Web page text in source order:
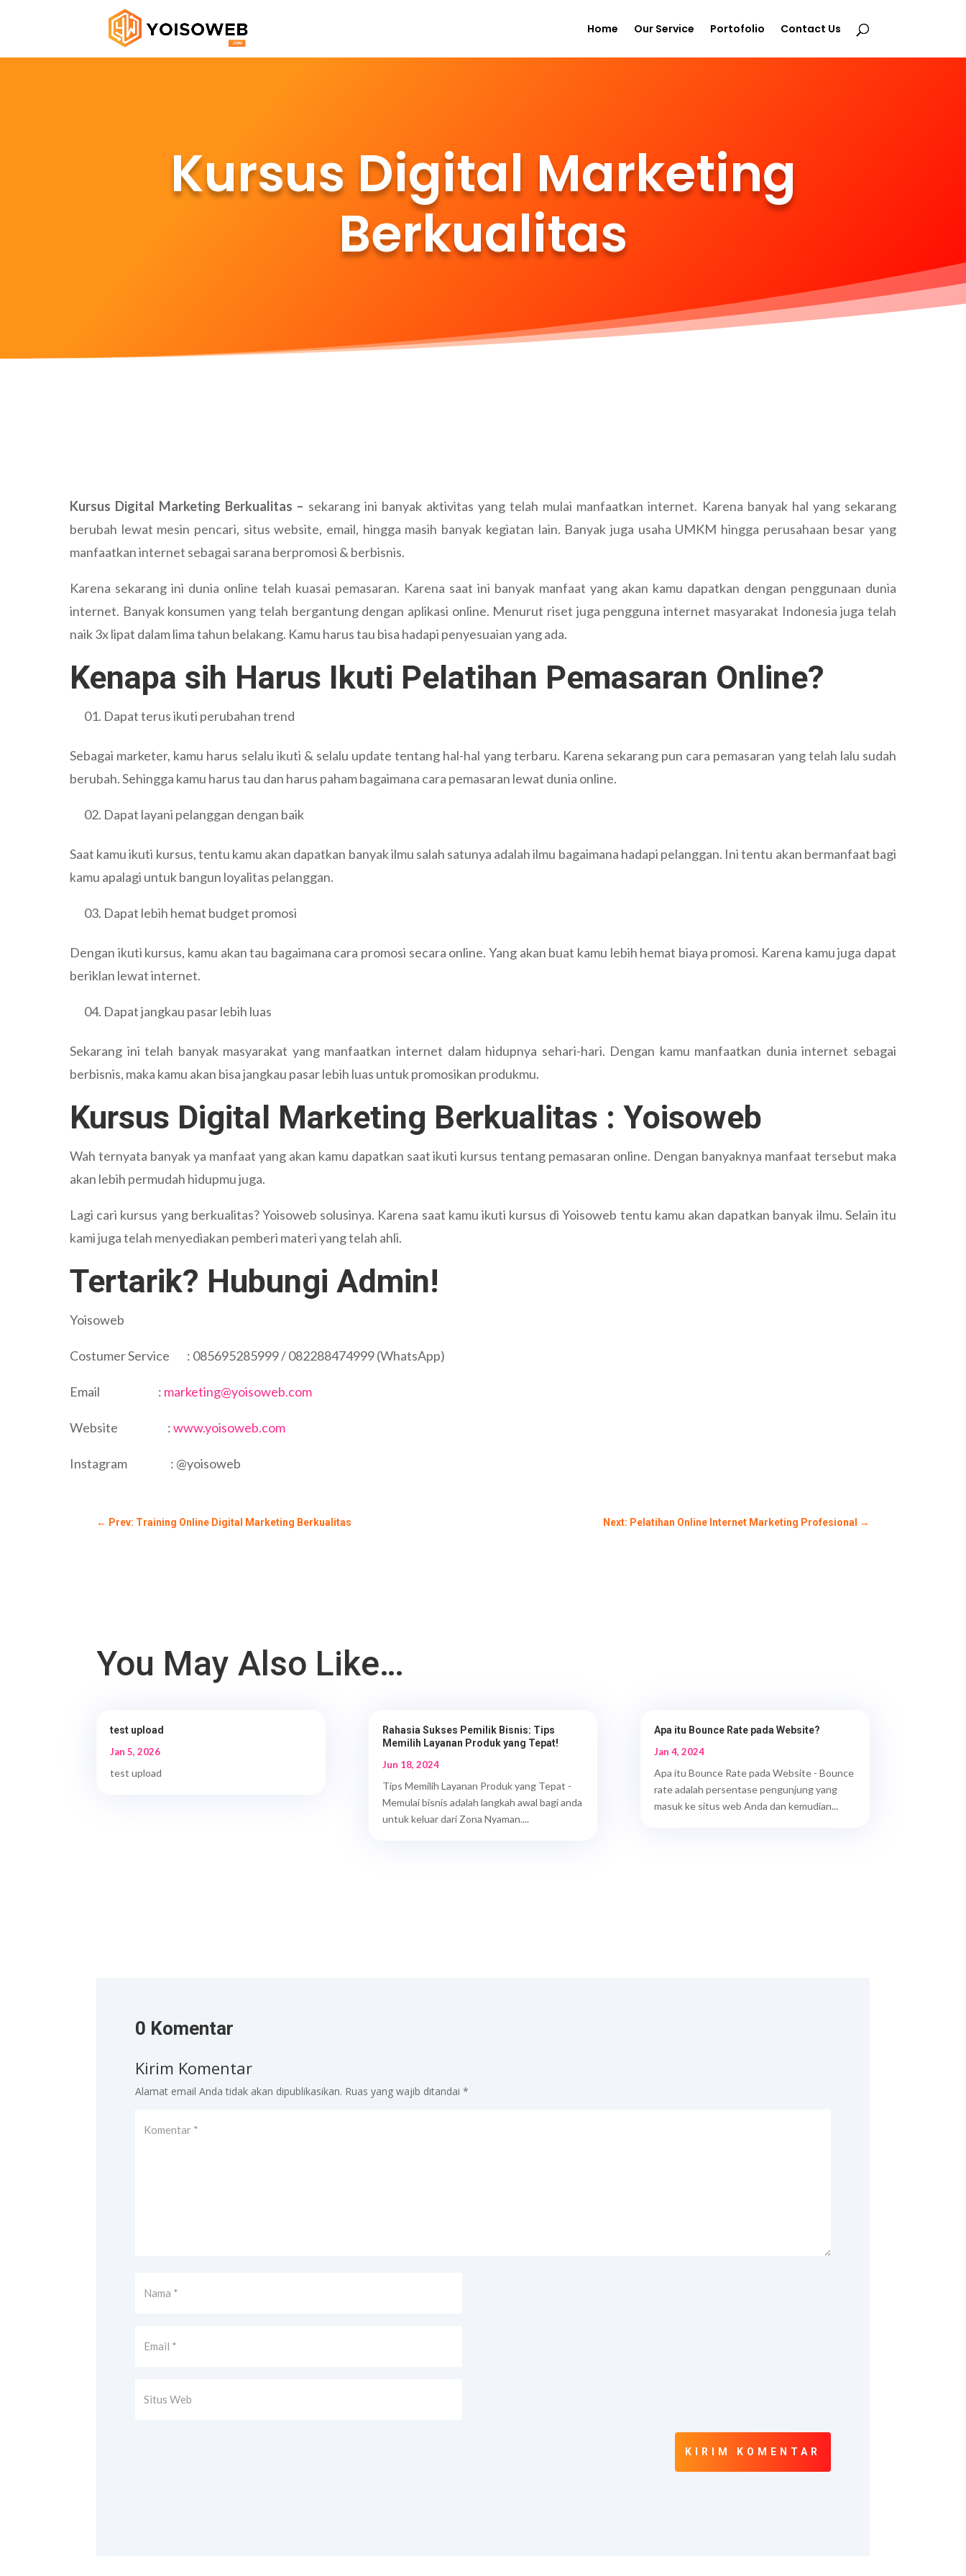
Home Our Service Portofolio Contact Us
Kursus Digital Marketing
Berkualitas
Kursus Digital Marketing Berkualitas – sekarang ini banyak aktivitas yang telah mulai manfaatkan internet. Karena banyak hal yang sekarang
berubah lewat mesin pencari, situs website, email, hingga masih banyak kegiatan lain. Banyak juga usaha UMKM hingga perusahaan besar yang
manfaatkan internet sebagai sarana berpromosi & berbisnis.
Karena sekarang ini dunia online telah kuasai pemasaran. Karena saat ini banyak manfaat yang akan kamu dapatkan dengan penggunaan dunia
internet. Banyak konsumen yang telah bergantung dengan aplikasi online. Menurut riset juga pengguna internet masyarakat Indonesia juga telah
naik 3x lipat dalam lima tahun belakang. Kamu harus tau bisa hadapi penyesuaian yang ada.
Kenapa sih Harus Ikuti Pelatihan Pemasaran Online?
Dapat terus ikuti perubahan trend
Sebagai marketer, kamu harus selalu ikuti & selalu update tentang hal-hal yang terbaru. Karena sekarang pun cara pemasaran yang telah lalu sudah
berubah. Sehingga kamu harus tau dan harus paham bagaimana cara pemasaran lewat dunia online.
Dapat layani pelanggan dengan baik
Saat kamu ikuti kursus, tentu kamu akan dapatkan banyak ilmu salah satunya adalah ilmu bagaimana hadapi pelanggan. Ini tentu akan bermanfaat bagi
kamu apalagi untuk bangun loyalitas pelanggan.
Dapat lebih hemat budget promosi
Dengan ikuti kursus, kamu akan tau bagaimana cara promosi secara online. Yang akan buat kamu lebih hemat biaya promosi. Karena kamu juga dapat
beriklan lewat internet.
Dapat jangkau pasar lebih luas
Sekarang ini telah banyak masyarakat yang manfaatkan internet dalam hidupnya sehari-hari. Dengan kamu manfaatkan dunia internet sebagai
berbisnis, maka kamu akan bisa jangkau pasar lebih luas untuk promosikan produkmu.
Kursus Digital Marketing Berkualitas : Yoisoweb
Wah ternyata banyak ya manfaat yang akan kamu dapatkan saat ikuti kursus tentang pemasaran online. Dengan banyaknya manfaat tersebut maka
akan lebih permudah hidupmu juga.
Lagi cari kursus yang berkualitas? Yoisoweb solusinya. Karena saat kamu ikuti kursus di Yoisoweb tentu kamu akan dapatkan banyak ilmu. Selain itu
kami juga telah menyediakan pemberi materi yang telah ahli.
Tertarik? Hubungi Admin!
Yoisoweb
Costumer Service : 085695285999 / 082288474999 (WhatsApp)
Email : marketing@yoisoweb.com
Website :www.yoisoweb.com
Instagram : @yoisoweb
← Prev: Training Online Digital Marketing Berkualitas Next: Pelatihan Online Internet Marketing Profesional →
You May Also Like…
test upload
Jan 5, 2026
test upload
Rahasia Sukses Pemilik Bisnis: Tips
Memilih Layanan Produk yang Tepat!
Jun 18, 2024
Tips Memilih Layanan Produk yang Tepat -
Memulai bisnis adalah langkah awal bagi anda
untuk keluar dari Zona Nyaman....
Apa itu Bounce Rate pada Website?
Jan 4, 2024
Apa itu Bounce Rate pada Website - Bounce
rate adalah persentase pengunjung yang
masuk ke situs web Anda dan kemudian...
0 Komentar
Kirim Komentar
Alamat email Anda tidak akan dipublikasikan. Ruas yang wajib ditandai*
KIRIM KOMENTAR